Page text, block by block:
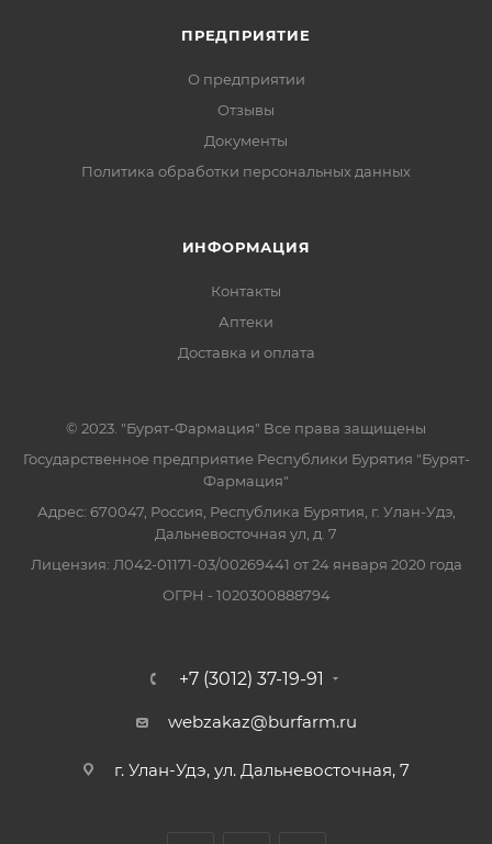
ПРЕДПРИЯТИЕ
О предприятии
Отзывы
Документы
Политика обработки персональных данных
ИНФОРМАЦИЯ
Контакты
Аптеки
Доставка и оплата
© 2023. "Бурят-Фармация" Все права защищены
Государственное предприятие Республики Бурятия "Бурят-
Фармация"
Адрес: 670047, Россия, Республика Бурятия, г. Улан-Удэ,
Дальневосточная ул, д. 7
Лицензия: Л042-01171-03/00269441 от 24 января 2020 года
ОГРН - 1020300888794
+7 (3012) 37-19-91
webzakaz@burfarm.ru
г. Улан-Удэ, ул. Дальневосточная, 7